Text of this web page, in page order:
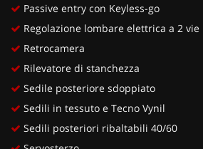
Passive entry con Keyless-go
Regolazione lombare elettrica a 2 vie
Retrocamera
Rilevatore di stanchezza
Sedile posteriore sdoppiato
Sedili in tessuto e Tecno Vynil
Sedili posteriori ribaltabili 40/60